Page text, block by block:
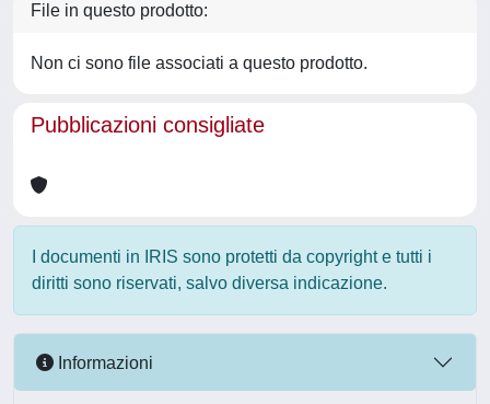
File in questo prodotto:
Non ci sono file associati a questo prodotto.
Pubblicazioni consigliate
I documenti in IRIS sono protetti da copyright e tutti i
diritti sono riservati, salvo diversa indicazione.
Informazioni